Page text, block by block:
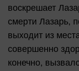
воскрешает
смерти Лазарь,
выходит из
совершенно
конечно,